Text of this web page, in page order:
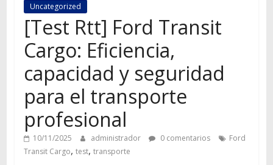
Uncategorized
[Test Rtt] Ford Transit
Cargo: Eficiencia,
capacidad y seguridad
para el transporte
profesional
10/11/2025 administrador 0 comentarios
Ford
Transit Cargo, test, transporte